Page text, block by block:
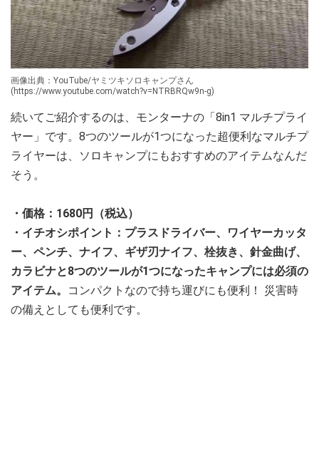
画像出典：YouTube/ヤミツキソロキャンプさん
(https://www.youtube.com/watch?v=NTRBRQw9n-g)
続いてご紹介するのは、モンターナの「8in1 マルチプライ
ヤー」です。8つのツールが1つになった超便利なマルチプ
ライヤーは、ソロキャンプにもおすすめのアイテムなんだ
そう。
・価格：1680円（税込）
・イチオシポイント：プラスドライバー、ワイヤーカッタ
ー、ペンチ、ナイフ、ギザ刃ナイフ、栓抜き、針金曲げ、
カラビナと8つのツールが1つになったキャンプには必須の
アイテム。
コンパクトなので持ち運びにも便利！ 災害時
の備えとしても便利です。